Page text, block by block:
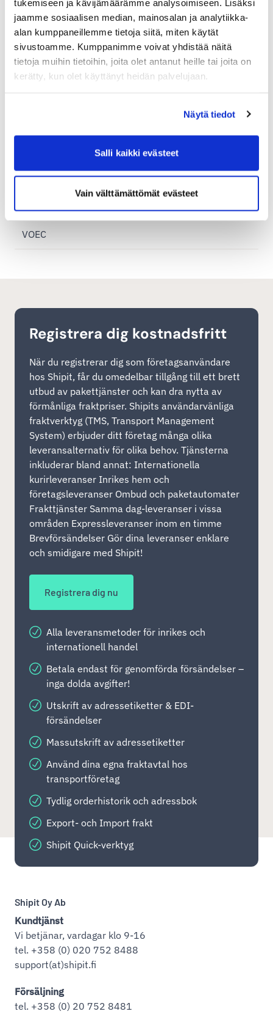
tukemiseen ja kävijämäärämme analysoimiseen. Lisäksi
jaamme sosiaalisen median, mainosalan ja analytiikka-
alan kumppaneillemme tietoja siitä, miten käytät
sivustoamme. Kumppanimme voivat yhdistää näitä
tietoja muihin tietoihin, joita olet antanut heille tai joita on
kerätty, kun olet käyttänyt heidän palvelujaan.
Näytä tiedot
Salli kaikki evästeet
Vain välttämättömät evästeet
Utrikeshandel och moms
Exportdeklaration
Temporär exportdeklaration
EORI
Import leveranser
Incoterms
Postis utländska betalningszoner
Skicka personliga tillhörigheter utomlands
VOEC
Registrera dig kostnadsfritt
När du registrerar dig som företagsanvändare
hos Shipit, får du omedelbar tillgång till ett brett
utbud av pakettjänster och kan dra nytta av
förmånliga fraktpriser. Shipits användarvänliga
fraktverktyg (TMS, Transport Management
System) erbjuder ditt företag många olika
leveransalternativ för olika behov. Tjänsterna
inkluderar bland annat: Internationella
kurirleveranser Inrikes hem och
företagsleveranser Ombud och paketautomater
Frakttjänster Samma dag-leveranser i vissa
områden Expressleveranser inom en timme
Brevförsändelser Gör dina leveranser enklare
och smidigare med Shipit!
Registrera dig nu
Alla leveransmetoder för inrikes och
internationell handel
Betala endast för genomförda försändelser –
inga dolda avgifter!
Utskrift av adressetiketter & EDI-
försändelser
Massutskrift av adressetiketter
Använd dina egna fraktavtal hos
transportföretag
Tydlig orderhistorik och adressbok
Export- och Import frakt
Shipit Quick-verktyg
Shipit Oy Ab
Kundtjänst
Vi betjänar, vardagar klo 9-16
tel. +358 (0) 020 752 8488
support(at)shipit.fi
Försäljning
tel. +358 (0) 20 752 8481